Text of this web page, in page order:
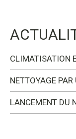
CLIMATISATION
NETTOYAGE
LANCEMENT DU